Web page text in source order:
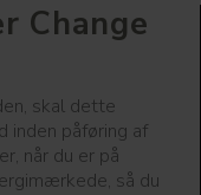
Change
skal dette
inden påføring af
når du er på
så du